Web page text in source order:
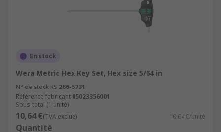
En stock
Wera Metric Hex Key Set, Hex size 5/64 in
N° de stock RS 266-5731
Référence fabricant 05023356001
Sous-total (1 unité)
10,64 €(TVA exclue) 10,64 €/unité
Quantité